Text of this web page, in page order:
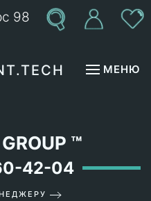
98
МЕНЮ
™
42-04